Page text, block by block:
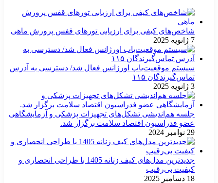
شاخص‌های کیفی برای ارزیابی تورهای قفس پرورش ماهی
7 ژانویه 2025
سیستم موقعیت‌یاب اورژانس فعال شد/ دسترسی به آدرس
تماس‌گیرندگان ۱۱۵
3 ژانویه 2025
جلسه هم‌اندیشی تشکل‌های تجهیزات پزشکی و آزمایشگاهی
عضو فدراسیون اقتصاد سلامت برگزار شد.
29 نوامبر 2024
جدیدترین مدل‌های کیف زنانه 1405 با طراحی انحصاری و
کیفیت بی‌رقیب
18 دسامبر 2025